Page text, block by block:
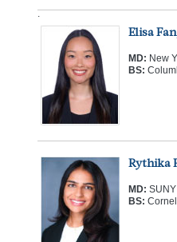
.
Elisa
MD: New
BS:
Rythika
MD:
BS: